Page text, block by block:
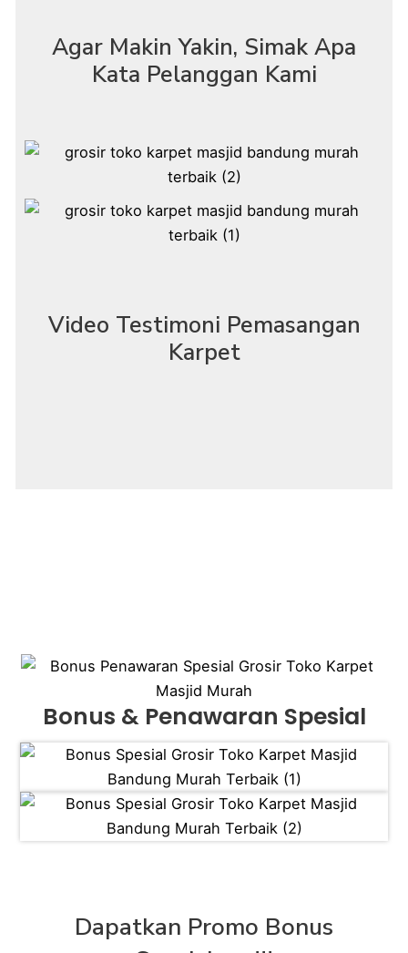
Agar Makin Yakin, Simak Apa
Kata Pelanggan Kami
Video Testimoni Pemasangan
Karpet
Bonus & Penawaran Spesial
Dapatkan Promo Bonus